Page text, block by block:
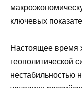
ключевых
Настоящее время
геополитической
нестабильностью